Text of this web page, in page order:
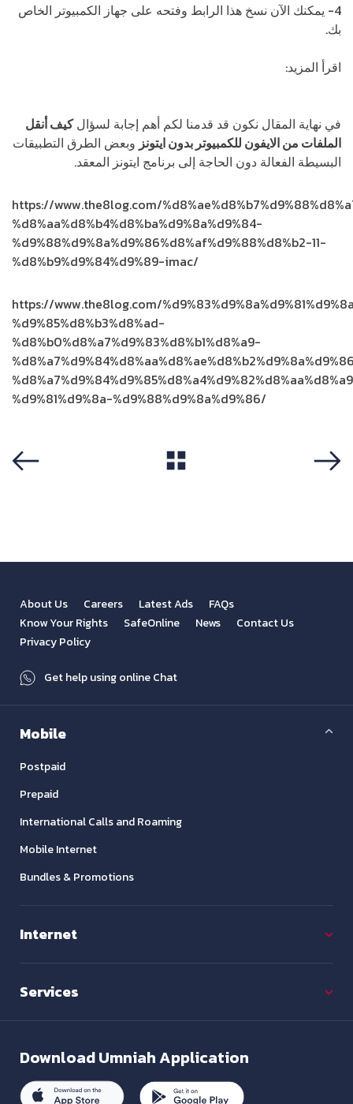
4- يمكنك الآن نسخ هذا الرابط وفتحه على جهاز الكمبيوتر الخاص
بك.
اقرأ المزيد:
في نهاية المقال نكون قد قدمنا لكم أهم إجابة لسؤالكيف أنقل
الملفات من الايفون للكمبيوتر بدون ايتونز وبعض الطرق التطبيقات
البسيطة الفعالة دون الحاجة إلى برنامج ايتونز المعقد.
https://www.the8log.com/
%d8%aa%d8%b4%d8%ba%d9%8a%d9%84-
%d9%88%d9%8a%d9%86%d8%af%d9%88%d8%b2-11-
%d8%b9%d9%84%d9%89-imac/
https://www.the8log.com/
%d9%85%d8%b3%d8%ad-
%d8%b0%d8%a7%d9%83%d8%b1%d8%a9-
%d9%81%d9%8a-%d9%88%d9%8a%d9%86/
About Us Careers Latest Ads
FAQs
Know Your Rights
SafeOnline News
Contact Us
Privacy Policy
Get help using online Chat
Mobile
Postpaid
Prepaid
International Calls and Roaming
Mobile Internet
Bundles & Promotions
Internet
Services
DownloadUmniah Application